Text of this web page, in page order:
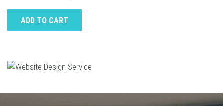
ADD TO CART